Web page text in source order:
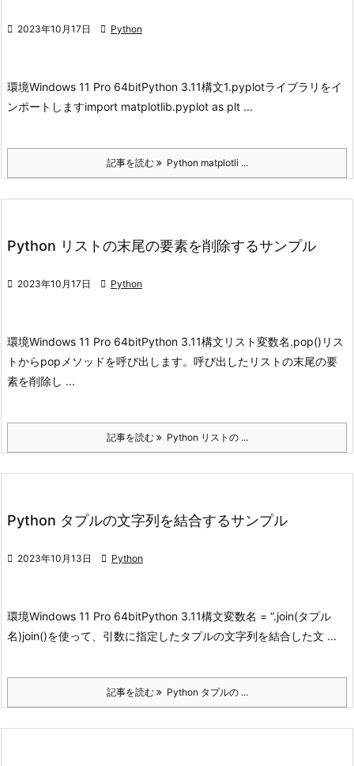
 2023年10月17日  Python
環境Windows 11 Pro 64bitPython 3.11構文1.pyplotライブラリをイ
ンポートしますimport matplotlib.pyplot as plt ...
記事を読む Python matplotli ...
Python リストの末尾の要素を削除するサンプル
 2023年10月17日  Python
環境Windows 11 Pro 64bitPython 3.11構文 リスト変数名.pop() リス
トからpopメソッドを呼び出します。 呼び出したリストの末尾の要
素を削除し ...
記事を読む Python リストの ...
Python タプルの文字列を結合するサンプル
 2023年10月13日  Python
環境Windows 11 Pro 64bitPython 3.11構文変数名 = ”.join(タプル
名)join()を使って、引数に指定したタプルの文字列を結合した文 ...
記事を読む Python タプルの ...